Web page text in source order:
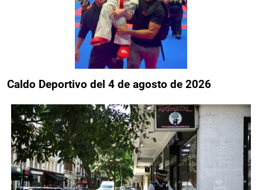
Caldo Deportivo del 4 de agosto de 2026